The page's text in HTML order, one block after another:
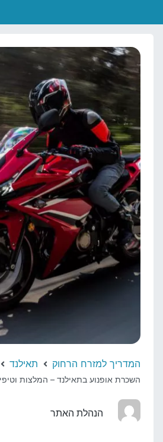
המדריך למזרח הרחוק תאילנד
השכרת אופנוע בתאילנד – המלצות וטיפים
הנהלת האתר